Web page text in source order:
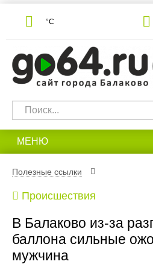
°С
МЕНЮ
Полезные ссылки
Происшествия
В Балаково из-за
баллона сильные
мужчина